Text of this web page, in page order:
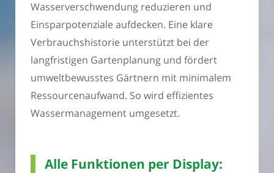
Wasserverschwendung reduzieren und
Einsparpotenziale aufdecken. Eine klare
Verbrauchshistorie unterstützt bei der
langfristigen Gartenplanung und fördert
umweltbewusstes Gärtnern mit minimalem
Ressourcenaufwand. So wird effizientes
Wassermanagement umgesetzt.
Alle Funktionen per Display: